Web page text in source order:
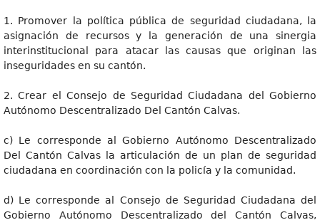
1. Promover la política pública de seguridad ciudadana, la
asignación de recursos y la generación de una sinergia
interinstitucional para atacar las causas que originan las
inseguridades en su cantón.
2. Crear el Consejo de Seguridad Ciudadana del Gobierno
Autónomo Descentralizado Del Cantón Calvas.
c) Le corresponde al Gobierno Autónomo Descentralizado
Del Cantón Calvas la articulación de un plan de seguridad
ciudadana en coordinación con la policía y la comunidad.
d) Le corresponde al Consejo de Seguridad Ciudadana del
Gobierno Autónomo Descentralizado del Cantón Calvas,